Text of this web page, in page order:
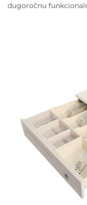
dugoročnu